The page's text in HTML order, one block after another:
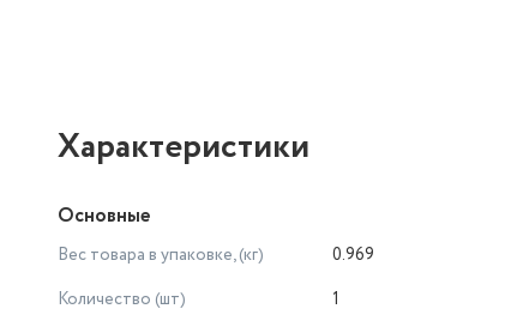
Характеристики
Основные
Вес товара в упаковке, (кг)
0.969
Количество (шт)
1